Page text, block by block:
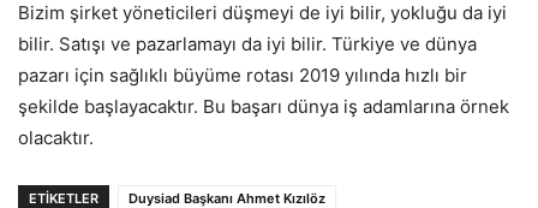
Bizim şirket yöneticileri düşmeyi de iyi bilir, yokluğu da iyi
bilir. Satışı ve pazarlamayı da iyi bilir. Türkiye ve dünya
pazarı için sağlıklı büyüme rotası 2019 yılında hızlı bir
şekilde başlayacaktır. Bu başarı dünya iş adamlarına örnek
olacaktır.
ETIKETLER
Duysiad Başkanı Ahmet Kızılöz